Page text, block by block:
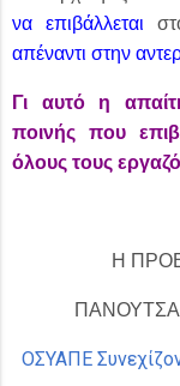
να επιβάλλεται
απέναντι στην
Γι αυτό η
ποινής που
όλους τους
Η
ΟΣΥΑΠΕ